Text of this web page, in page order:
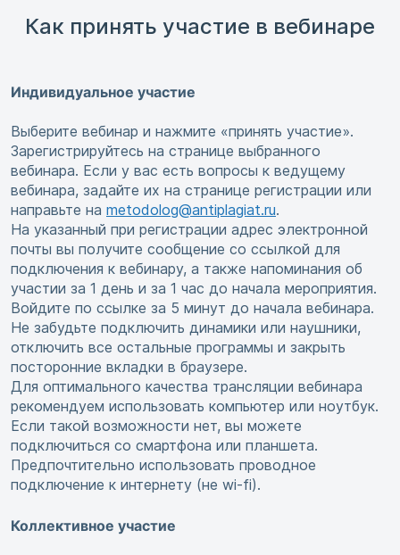
Как принять участие в вебинаре
Индивидуальное участие
Выберите вебинар и нажмите «принять участие».
Зарегистрируйтесь на странице выбранного
вебинара. Если у вас есть вопросы к ведущему
вебинара, задайте их на странице регистрации или
направьте на metodolog@antiplagiat.ru.
На указанный при регистрации адрес электронной
почты вы получите сообщение со ссылкой для
подключения к вебинару, а также напоминания об
участии за 1 день и за 1 час до начала мероприятия.
Войдите по ссылке за 5 минут до начала вебинара.
Не забудьте подключить динамики или наушники,
отключить все остальные программы и закрыть
посторонние вкладки в браузере.
Для оптимального качества трансляции вебинара
рекомендуем использовать компьютер или ноутбук.
Если такой возможности нет, вы можете
подключиться со смартфона или планшета.
Предпочтительно использовать проводное
подключение к интернету (не wi-fi).
Коллективное участие